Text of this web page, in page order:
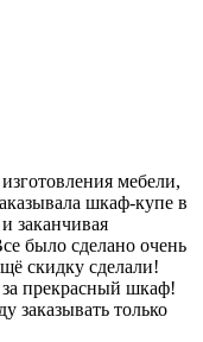
мебели,
шкаф-купе в
заканчивая
было сделано очень
скидку сделали!
за прекрасный шкаф!
заказывать только